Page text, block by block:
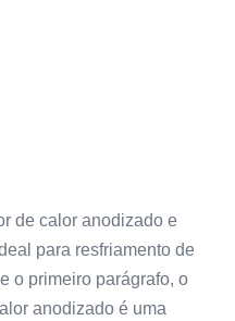
de calor anodizado e
para resfriamento de
o primeiro parágrafo, o
anodizado é uma